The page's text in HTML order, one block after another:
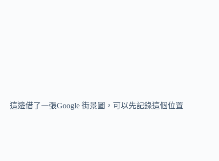
這邊借了一張Google 街景圖，可以先記錄這個位置